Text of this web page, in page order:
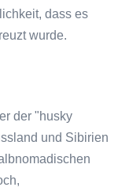
dass es
wurde.
der "husky
und Sibirien